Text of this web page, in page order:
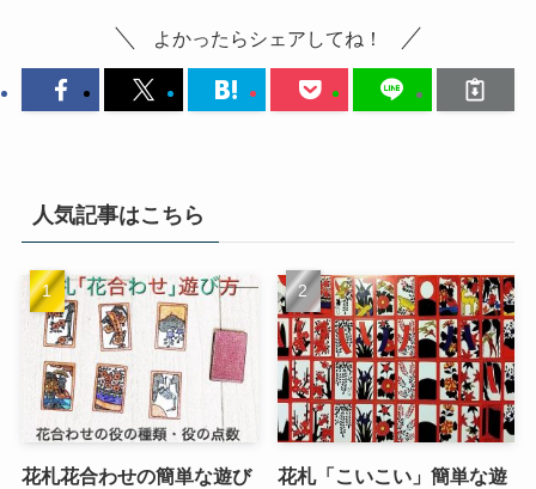
よかったらシェアしてね！
人気記事はこちら
花札花合わせの簡単な遊び
花札「こいこい」簡単な遊